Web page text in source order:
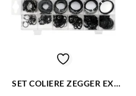
SET COLIERE ZEGGER EXT